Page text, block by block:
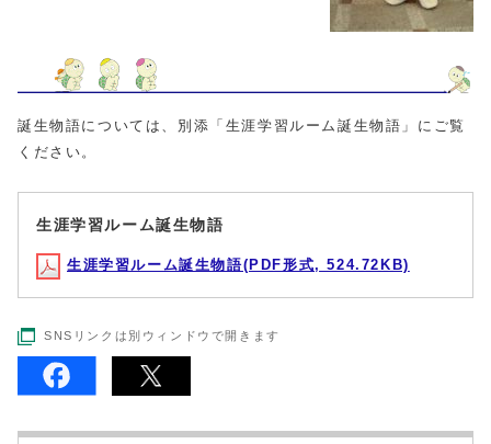
誕生物語については、別添「生涯学習ルーム誕生物語」にご覧
ください。
生涯学習ルーム誕生物語
生涯学習ルーム誕生物語(PDF形式, 524.72KB)
SNSリンクは別ウィンドウで開きます